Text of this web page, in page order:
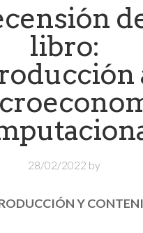
libro:
28/02/2022 by
Y